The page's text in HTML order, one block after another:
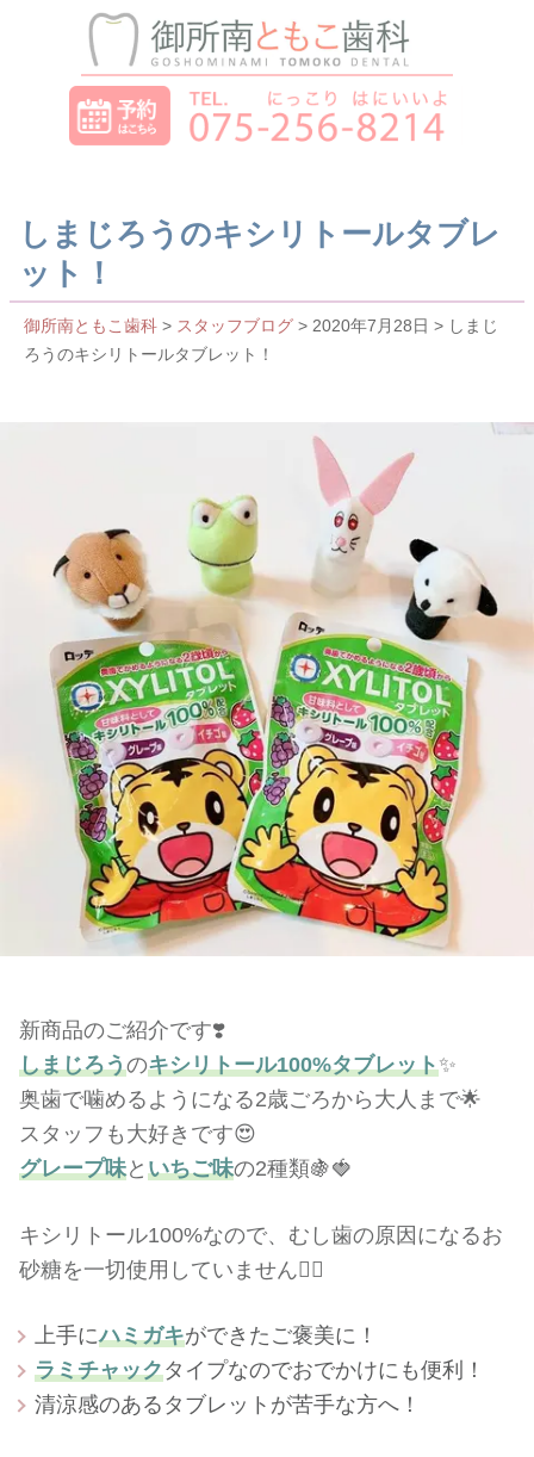
しまじろうのキシリトールタブレ
ット！
御所南ともこ歯科 > スタッフブログ > 2020年7月28日 > しまじ
ろうのキシリトールタブレット！
新商品のご紹介です❣️
しまじろうのキシリトール100%タブレット✨
奥歯で噛めるようになる2歳ごろから大人まで🌟
スタッフも大好きです😍
グレープ味と いちご味の2種類🍇🍓
キシリトール100%なので、むし歯の原因になるお
砂糖を一切使用していません🙅‍♀️
上手にハミガキができたご褒美に！
ラミチャックタイプなのでおでかけにも便利！
清涼感のあるタブレットが苦手な方へ！